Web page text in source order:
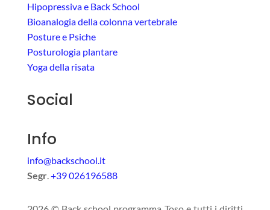
Hipopressiva e Back School
Bioanalogia della colonna vertebrale
Posture e Psiche
Posturologia plantare
Yoga della risata
Social
Info
info@backschool.it
Segr.+39 026196588